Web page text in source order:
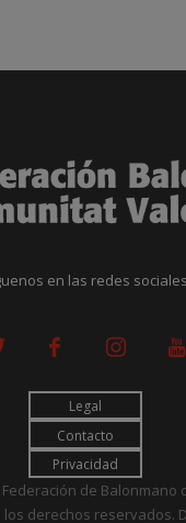
en las redes
Legal
Contacto
Privacidad
de Balonmano
los derechos reservados.